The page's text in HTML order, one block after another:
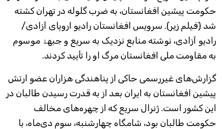
حکومت پیشین افغانستان، به ضرب گلوله در تهران کشته
شد (فیلم زیر). سرویس افغانستان رادیو اروپای آزادی/
رادیو آزادی، نوشته منابع نزدیک به سریع و جبهۀ موسوم
به مقاومت ملی افغانستان مرگ او را تأیید کردند.
گزارش‌های غیررسمی حاکی از پناهندگی هزاران عضو ارتش
پیشین افغانستان به ایران بعد از به قدرت رسیدن طالبان در
این کشور است. ژنرال سریع که از چهره‌های مخالف
حکومت طالبان بود، شامگاه چهارشنبه، سوم دی‌ماه، با